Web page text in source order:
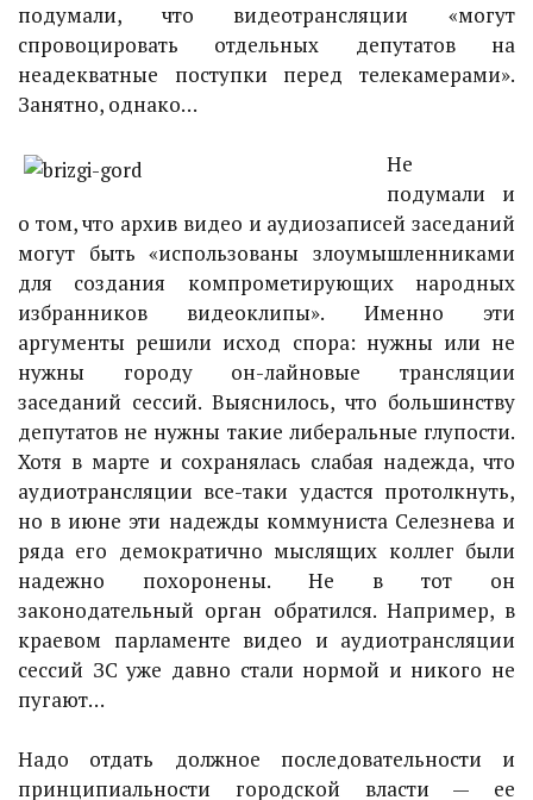
подумали, что видеотрансляции «могут
спровоцировать отдельных депутатов на
неадекватные поступки перед телекамерами».
Занятно, однако…
Не
подумали и
о том, что архив видео и аудиозаписей заседаний
могут быть «использованы злоумышленниками
для создания компрометирующих народных
избранников видеоклипы». Именно эти
аргументы решили исход спора: нужны или не
нужны городу он-лайновые трансляции
заседаний сессий. Выяснилось, что большинству
депутатов не нужны такие либеральные глупости.
Хотя в марте и сохранялась слабая надежда, что
аудиотрансляции все-таки удастся протолкнуть,
но в июне эти надежды коммуниста Селезнева и
ряда его демократично мыслящих коллег были
надежно похоронены. Не в тот он
законодательный орган обратился. Например, в
краевом парламенте видео и аудиотрансляции
сессий ЗС уже давно стали нормой и никого не
пугают…
Надо отдать должное последовательности и
принципиальности городской власти — ее